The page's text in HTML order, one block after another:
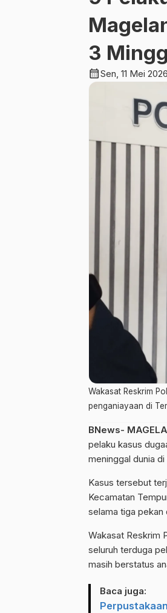
3
calendar_monthSen, 11 Mei 2026
Wakasat Reskrim
penganiayaan di
BNews-
pelaku kasus
meninggal dunia
Kasus tersebut
Kecamatan
selama tiga pekan
Wakasat Reskrim
seluruh terduga
masih berstatus
Baca juga: